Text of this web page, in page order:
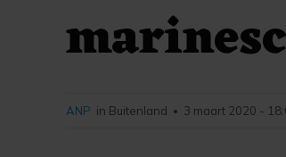
ANP in Buitenland • 3 maart 2020 -